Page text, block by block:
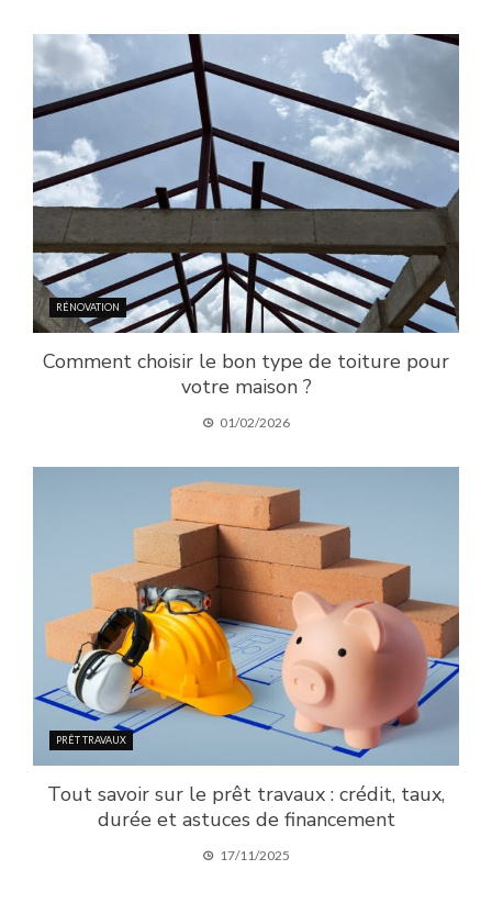
RÉNOVATION
Comment choisir le bon type de toiture pour
votre maison ?
01/02/2026
PRÊT TRAVAUX
Tout savoir sur le prêt travaux : crédit, taux,
durée et astuces de financement
17/11/2025